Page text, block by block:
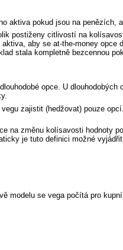
aktiva pokud jsou na penězích,
postiženy citlivostí na
aby se at-the-money opce
stala kompletně bezcennou
opce. U
zajistit (hedžovat) pouze opcí.
na změnu kolísavosti hodnoty
je tuto definici možné
modelu se vega počítá pro